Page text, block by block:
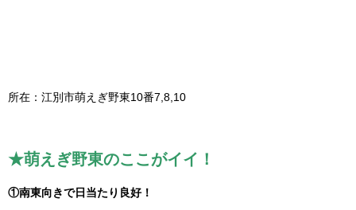
所在：江別市萌えぎ野東10番7,8,10
★萌えぎ野東のここがイイ！
①南東向きで日当たり良好！